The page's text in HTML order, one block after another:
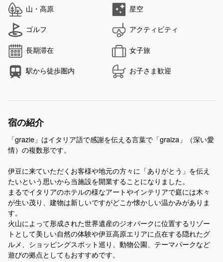
山・高原
星空
ゴルフ
アクティビティ
長期滞在
女子旅
駅から徒歩圏内
お子さま歓迎
宿の紹介
「grazie」はイタリア語で感謝を伝える言葉で「graiza」（深い愛
情）の複数形です。
伊豆に来ていただくお客様や地元の方々に「ありがとう」を伝え
たいという思いから当施設を開業することになりました。
まるでイタリアのホテルの様なアートやインテリアで庭には木々
が生い茂り、建物は新しいですがどこか懐かしい温かみがありま
す。
火山によって形成された世界遺産のジオパークに位置するリゾー
トとして美しい自然の体験や伊豆高原エリアに点在する隠れたグ
ルメ、ショッピングスポット巡り、動物公園、テーマパークなど
遊びの拠点としてもおすすめです。